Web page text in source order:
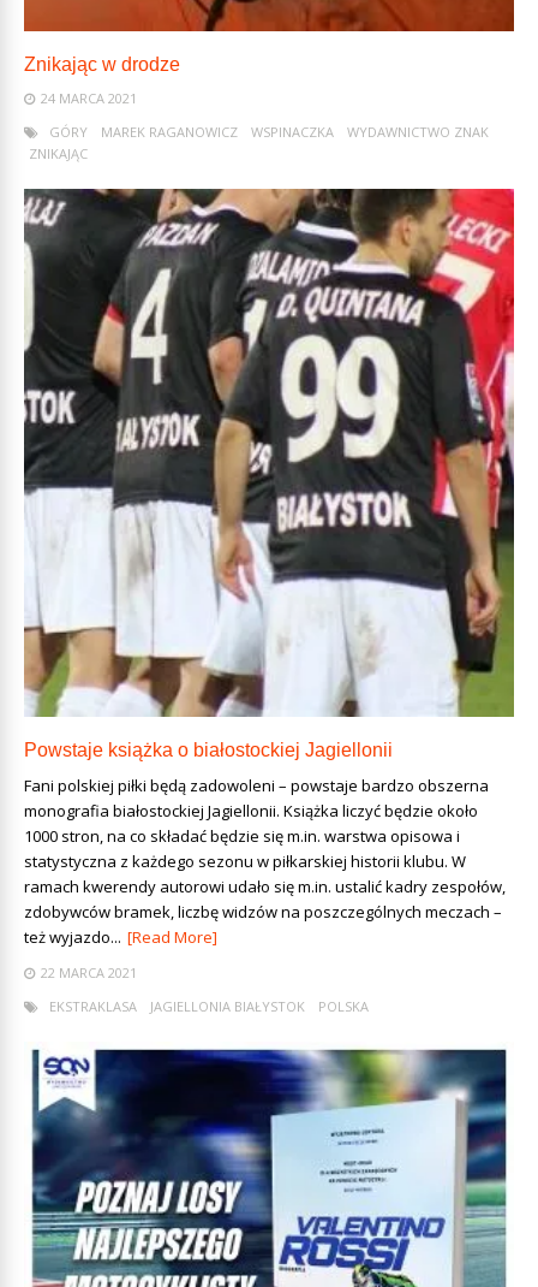
Znikając w drodze
24 MARCA 2021
GÓRY
MAREK RAGANOWICZ WSPINACZKA
WYDAWNICTWO ZNAK
ZNIKAJĄC
Powstaje książka o białostockiej Jagiellonii
Fani polskiej piłki będą zadowoleni – powstaje bardzo obszerna
monografia białostockiej Jagiellonii. Książka liczyć będzie około
1000 stron, na co składać będzie się m.in. warstwa opisowa i
statystyczna z każdego sezonu w piłkarskiej historii klubu. W
ramach kwerendy autorowi udało się m.in. ustalić kadry zespołów,
zdobywców bramek, liczbę widzów na poszczególnych meczach –
też wyjazdo... [Read More]
22 MARCA 2021
EKSTRAKLASA
JAGIELLONIA BIAŁYSTOK POLSKA